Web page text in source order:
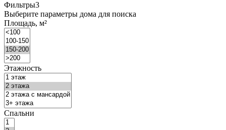
Фильтры3
Выберите параметры дома для поиска
Площадь, м²
Этажность
Спальни